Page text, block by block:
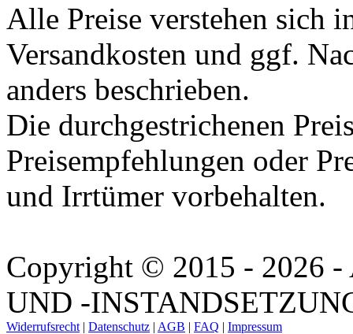
Alle Preise verstehen sich
Versandkosten und ggf.
anders beschrieben.
Die durchgestrichenen
Preisempfehlungen oder
und Irrtümer vorbehalten.
Copyright © 2015 - 2026
UND -
Widerrufsrecht | Datenschutz | AGB | FAQ | Impressum